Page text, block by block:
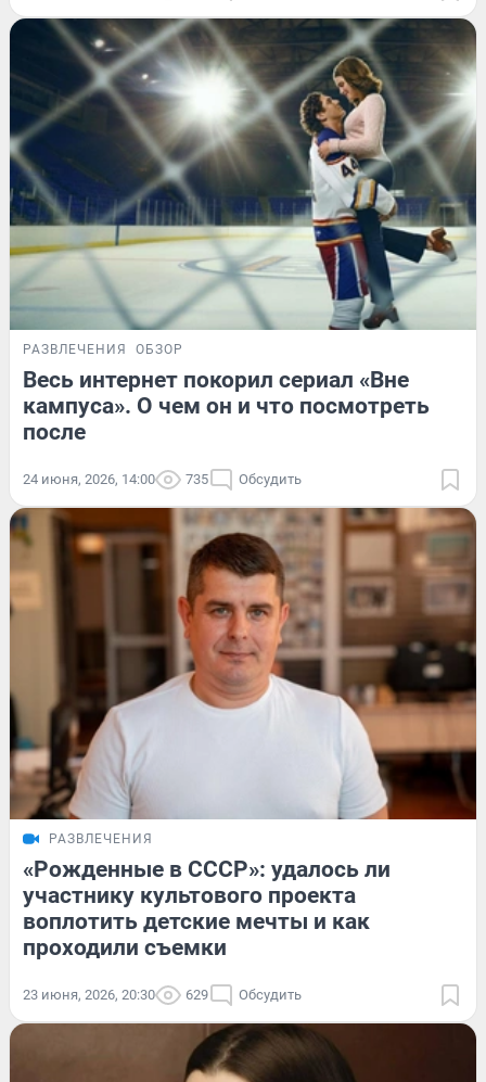
РАЗВЛЕЧЕНИЯ ОБЗОР
Весь интернет покорил сериал «Вне
кампуса». О чем он и что посмотреть
после
24 июня, 2026, 14:00 735 Обсудить
РАЗВЛЕЧЕНИЯ
«Рожденные в СССР»: удалось ли
участнику культового проекта
воплотить детские мечты и как
проходили съемки
23 июня, 2026, 20:30 629 Обсудить